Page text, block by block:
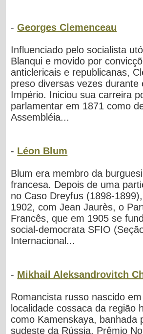
-Georges Clemenceau
Influenciado pelo socialista
Blanqui e movido por
anticlericais e republicanas,
preso diversas vezes durante
Império. Iniciou sua carreira
parlamentar em 1871 como
Assembléia...
- Léon Blum
Blum era membro da
francesa. Depois de uma
no Caso Dreyfus (1898-
1902, com Jean Jaurès, o
Francês, que em 1905 se
social-democrata SFIO
Internacional...
- Mikhail Aleksandrovitch
Romancista russo nascido
localidade cossaca da região
como Kamenskaya, banhada
sudeste da Rússia, Prêmio